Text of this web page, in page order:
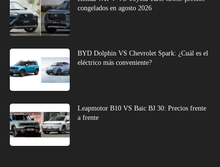
congelados en agosto 2026
BYD Dolphin VS Chevrolet Spark: ¿Cuál es el
eléctrico más conveniente?
Leapmotor B10 VS Baic BJ 30: Precios frente
a frente